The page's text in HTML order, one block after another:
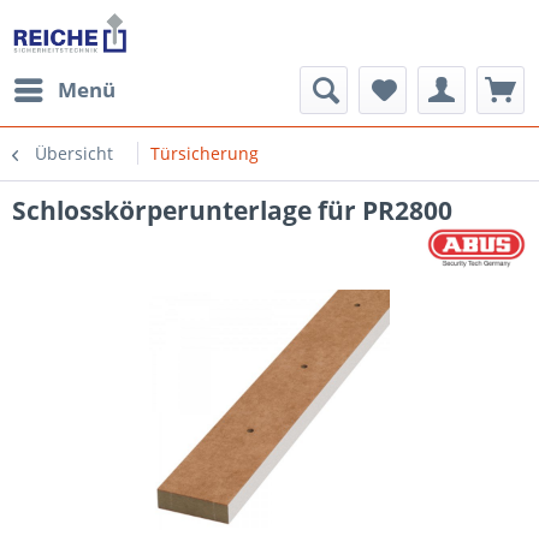
Menü
Übersicht Türsicherung
Schlosskörperunterlage für PR2800